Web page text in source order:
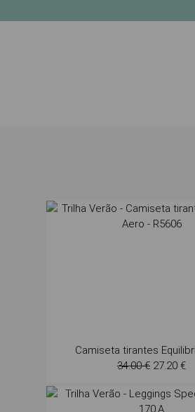
Camiseta tirantes
34.00 € 27.20 €